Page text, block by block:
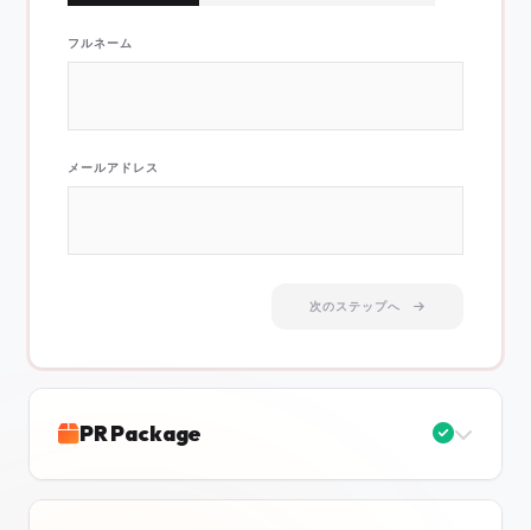
フルネーム
メールアドレス
次のステップへ
PR Package